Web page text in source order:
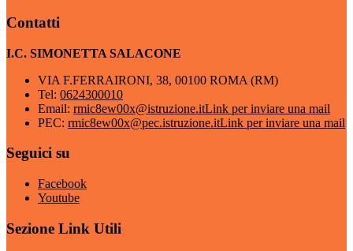
Contatti
I.C. SIMONETTA SALACONE
VIA F.FERRAIRONI, 38, 00100 ROMA (RM)
Tel: 0624300010
Email: rmic8ew00x@istruzione.itLink per inviare una mail
PEC: rmic8ew00x@pec.istruzione.itLink per inviare una mail
Seguici su
Facebook
Youtube
Sezione Link Utili